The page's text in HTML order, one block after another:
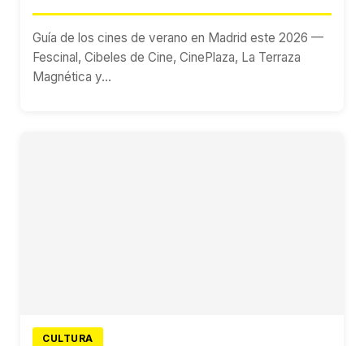
Guía de los cines de verano en Madrid este 2026 —
Fescinal, Cibeles de Cine, CinePlaza, La Terraza
Magnética y...
CULTURA